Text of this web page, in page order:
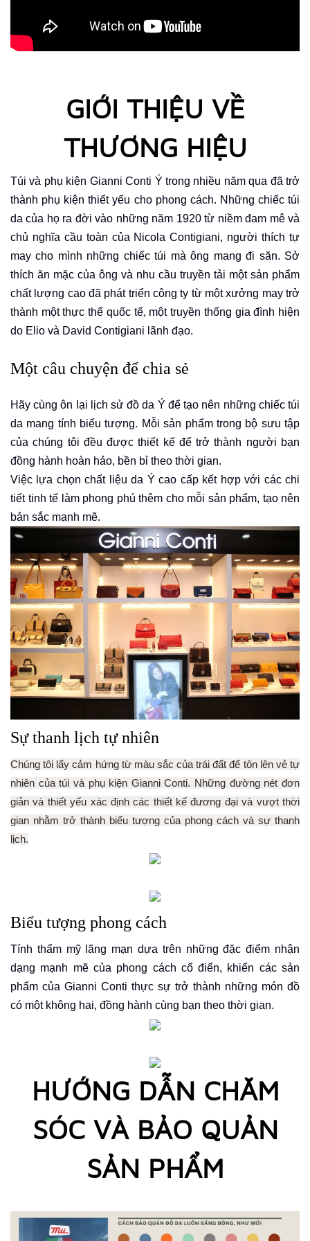
GIỚI THIỆU VỀ
THƯƠNG HIỆU
Túi và phụ kiện Gianni Conti Ý trong nhiều năm qua đã trở
thành phụ kiện thiết yếu cho phong cách. Những chiếc túi
da của họ ra đời vào những năm 1920 từ niềm đam mê và
chủ nghĩa cầu toàn của Nicola Contigiani, người thích tự
may cho mình những chiếc túi mà ông mang đi săn. Sở
thích ăn mặc của ông và nhu cầu truyền tải một sản phẩm
chất lượng cao đã phát triển công ty từ một xưởng may trở
thành một thực thể quốc tế, một truyền thống gia đình hiện
do Elio và David Contigiani lãnh đạo.
Một câu chuyện để chia sẻ
Hãy cùng ôn lại lịch sử đồ da Ý để tạo nên những chiếc túi
da mang tính biểu tượng. Mỗi sản phẩm trong bộ sưu tập
của chúng tôi đều được thiết kế để trở thành người bạn
đồng hành hoàn hảo, bền bỉ theo thời gian.
Việc lựa chọn chất liệu da Ý cao cấp kết hợp với các chi
tiết tinh tế làm phong phú thêm cho mỗi sản phẩm, tạo nên
bản sắc mạnh mẽ.
Sự thanh lịch tự nhiên
Chúng tôi lấy cảm hứng từ màu sắc của trái đất để tôn lên vẻ tự
nhiên của túi và phụ kiện Gianni Conti. Những đường nét đơn
giản và thiết yếu xác định các thiết kế đương đại và vượt thời
gian nhằm trở thành biểu tượng của phong cách và sự thanh
lịch.
Biểu tượng phong cách
Tính thẩm mỹ lãng mạn dựa trên những đặc điểm nhận
dạng mạnh mẽ của phong cách cổ điển, khiến các sản
phẩm của Gianni Conti thực sự trở thành những món đồ
có một không hai, đồng hành cùng bạn theo thời gian.
HƯỚNG DẪN CHĂM
SÓC VÀ BẢO QUẢN
SẢN PHẨM